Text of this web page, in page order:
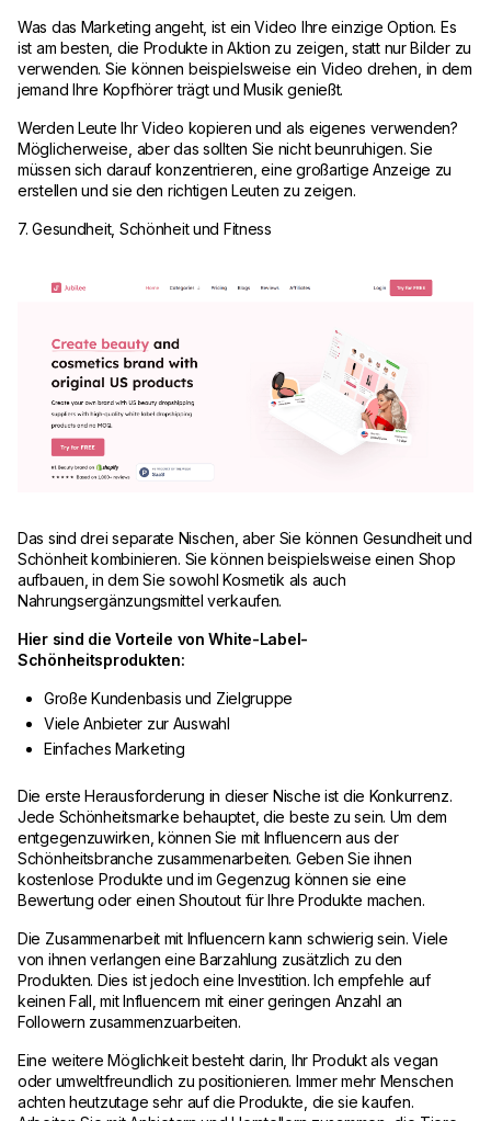
Was das Marketing angeht, ist ein Video Ihre einzige Option. Es
ist am besten, die Produkte in Aktion zu zeigen, statt nur Bilder zu
verwenden. Sie können beispielsweise ein Video drehen, in dem
jemand Ihre Kopfhörer trägt und Musik genießt.
Werden Leute Ihr Video kopieren und als eigenes verwenden?
Möglicherweise, aber das sollten Sie nicht beunruhigen. Sie
müssen sich darauf konzentrieren, eine großartige Anzeige zu
erstellen und sie den richtigen Leuten zu zeigen.
7. Gesundheit, Schönheit und Fitness
Das sind drei separate Nischen, aber Sie können Gesundheit und
Schönheit kombinieren. Sie können beispielsweise einen Shop
aufbauen, in dem Sie sowohl Kosmetik als auch
Nahrungsergänzungsmittel verkaufen.
Hier sind die Vorteile von White-Label-
Schönheitsprodukten:
Große Kundenbasis und Zielgruppe
Viele Anbieter zur Auswahl
Einfaches Marketing
Die erste Herausforderung in dieser Nische ist die Konkurrenz.
Jede Schönheitsmarke behauptet, die beste zu sein. Um dem
entgegenzuwirken, können Sie mit Influencern aus der
Schönheitsbranche zusammenarbeiten. Geben Sie ihnen
kostenlose Produkte und im Gegenzug können sie eine
Bewertung oder einen Shoutout für Ihre Produkte machen.
Die Zusammenarbeit mit Influencern kann schwierig sein. Viele
von ihnen verlangen eine Barzahlung zusätzlich zu den
Produkten. Dies ist jedoch eine Investition. Ich empfehle auf
keinen Fall, mit Influencern mit einer geringen Anzahl an
Followern zusammenzuarbeiten.
Eine weitere Möglichkeit besteht darin, Ihr Produkt als vegan
oder umweltfreundlich zu positionieren. Immer mehr Menschen
achten heutzutage sehr auf die Produkte, die sie kaufen.